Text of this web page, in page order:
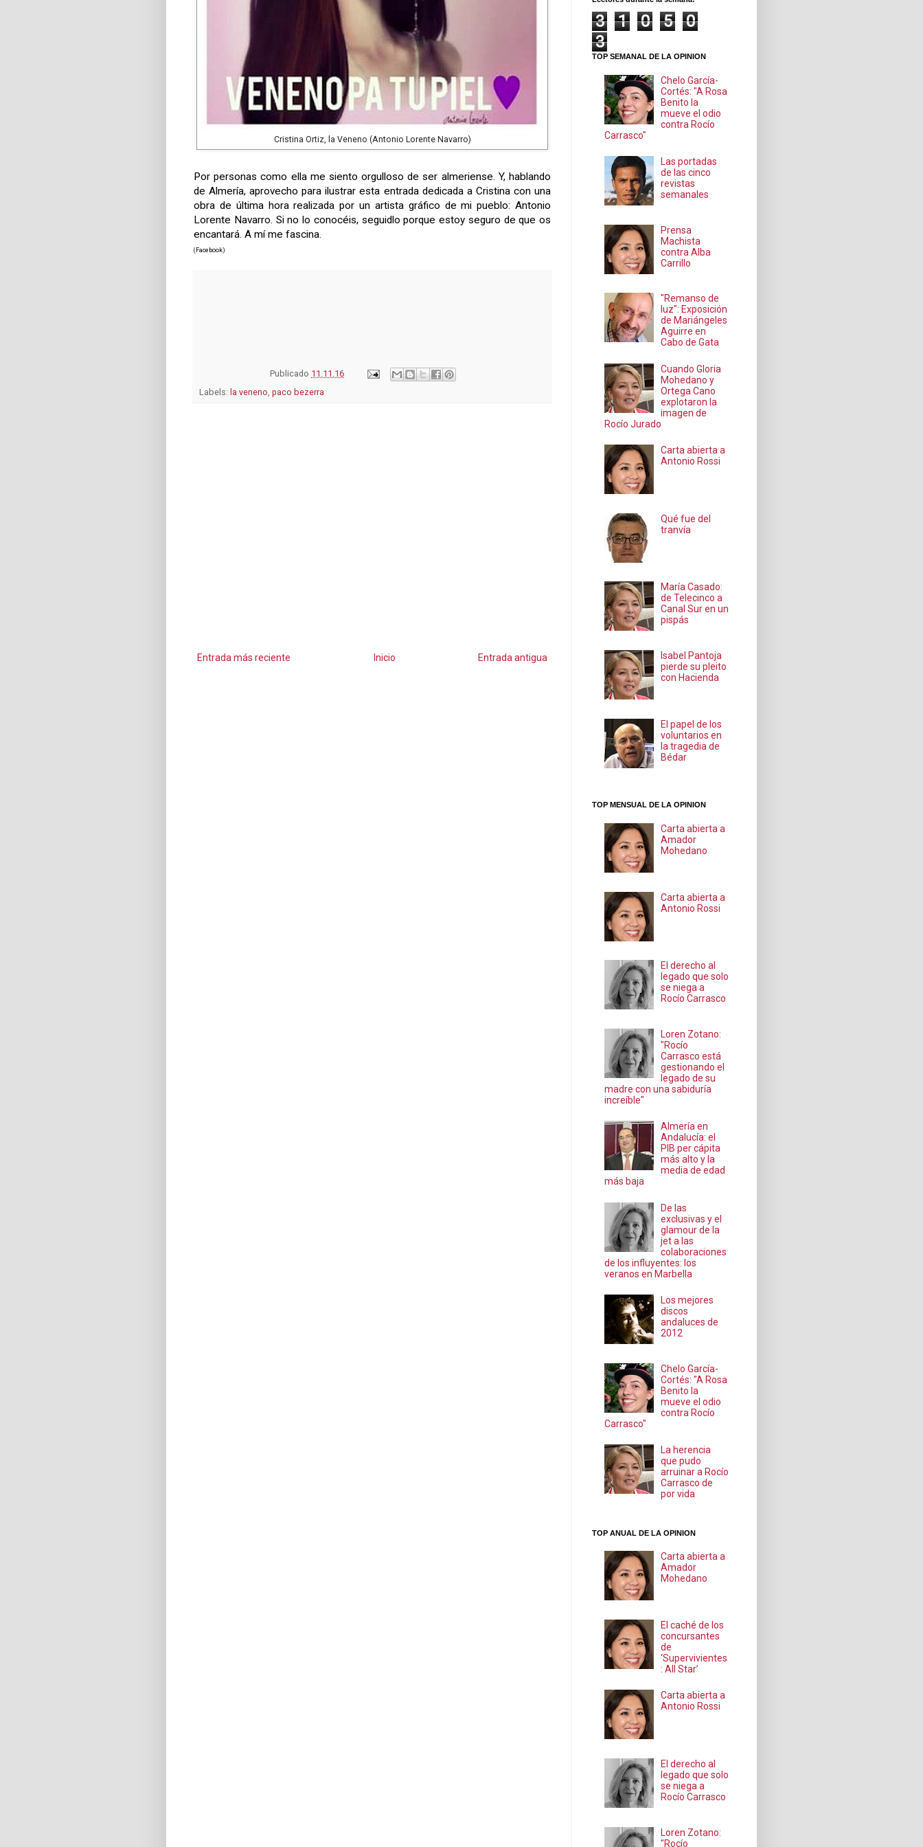
Cristina Ortiz, la Veneno (Antonio Lorente Navarro)
Por personas como ella me siento orgulloso de ser almeriense. Y, hablando
de Almería, aprovecho para ilustrar esta entrada dedicada a Cristina con una
obra de última hora realizada por un artista gráfico de mi pueblo: Antonio
Lorente Navarro. Si no lo conocéis, seguidlo porque estoy seguro de que os
encantará. A mí me fascina.
(Facebook)
Publicado 11.11.16
Labels: la veneno paco bezerra
Entrada más reciente Entrada antigua
Inicio
3 1 0 5
0
3
TOP SEMANAL DE LA OPINION
Chelo García-
Cortés: "A Rosa
Benito la
mueve el odio
contra Rocío
Carrasco"
Las portadas
de las cinco
revistas
semanales
Prensa
Machista
contra Alba
Carrillo
"Remanso de
luz": Exposición
de Mariángeles
Aguirre en
Cabo de Gata
Cuando Gloria
Mohedano y
Ortega Cano
explotaron la
imagen de
Rocío Jurado
Carta abierta a
Antonio Rossi
Qué fue del
tranvía
María Casado:
de Telecinco a
Canal Sur en un
pispás
Isabel Pantoja
pierde su pleito
con Hacienda
El papel de los
voluntarios en
la tragedia de
Bédar
TOP MENSUAL DE LA OPINION
Carta abierta a
Amador
Mohedano
Carta abierta a
Antonio Rossi
El derecho al
legado que solo
se niega a
Rocío Carrasco
Loren Zotano:
"Rocío
Carrasco está
gestionando el
legado de su
madre con una sabiduría
increíble"
Almería en
Andalucía: el
PIB per cápita
más alto y la
media de edad
más baja
De las
exclusivas y el
glamour de la
jet a las
colaboraciones
de los influyentes: los
veranos en Marbella
Los mejores
discos
andaluces de
2012
Chelo García-
Cortés: "A Rosa
Benito la
mueve el odio
contra Rocío
Carrasco"
La herencia
que pudo
arruinar a Rocío
Carrasco de
por vida
TOP ANUAL DE LA OPINION
Carta abierta a
Amador
Mohedano
El caché de los
concursantes
de
‘Supervivientes
: All Star’
Carta abierta a
Antonio Rossi
El derecho al
legado que solo
se niega a
Rocío Carrasco
Loren Zotano:
"Rocío